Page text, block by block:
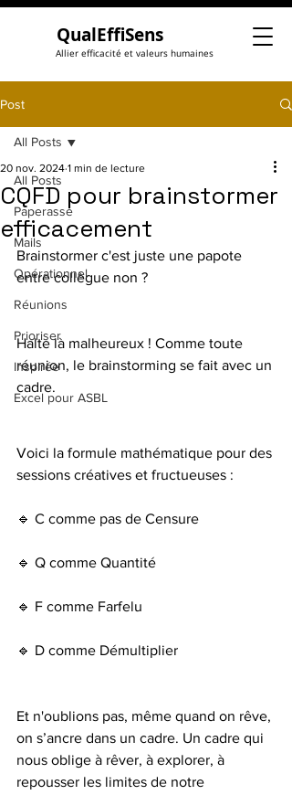
QualEffiSens
Allier efficacité et valeurs humaines
Post
All Posts
Paperasse
Mails
Opérationnel
Réunions
Prioriser
Inspirée
Excel pour ASBL
All Posts
CQFD pour brainstormer
efficacement
20 nov. 2024 1 min de lecture
Brainstormer c'est juste une papote
entre collègue non ?
Halte là malheureux ! Comme toute
réunion, le brainstorming se fait avec un
cadre.
Voici la formule mathématique pour des
sessions créatives et fructueuses :
🔹 C comme pas de Censure
🔹 Q comme Quantité
🔹 F comme Farfelu
🔹 D comme Démultiplier
Et n'oublions pas, même quand on rêve,
on s’ancre dans un cadre. Un cadre qui
nous oblige à rêver, à explorer, à
repousser les limites de notre